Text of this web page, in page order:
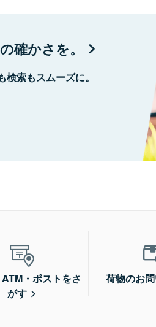
確かさを。
索もスムーズに。
・ポストをさ
がす
荷物のお